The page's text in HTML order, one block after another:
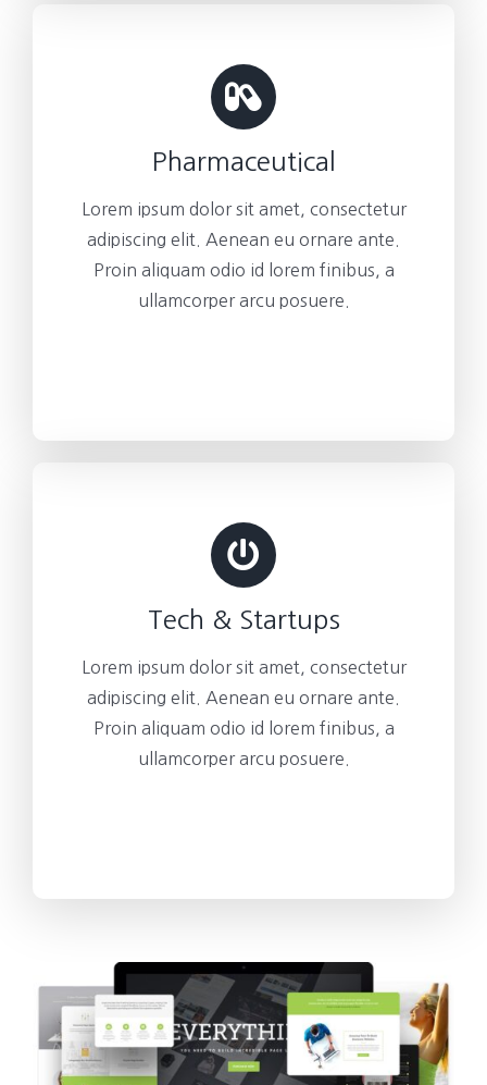
Pharmaceutical
Lorem ipsum dolor sit amet, consectetur
adipiscing elit. Aenean eu ornare ante.
Proin aliquam odio id lorem finibus, a
ullamcorper arcu posuere.
Tech & Startups
Lorem ipsum dolor sit amet, consectetur
adipiscing elit. Aenean eu ornare ante.
Proin aliquam odio id lorem finibus, a
ullamcorper arcu posuere.